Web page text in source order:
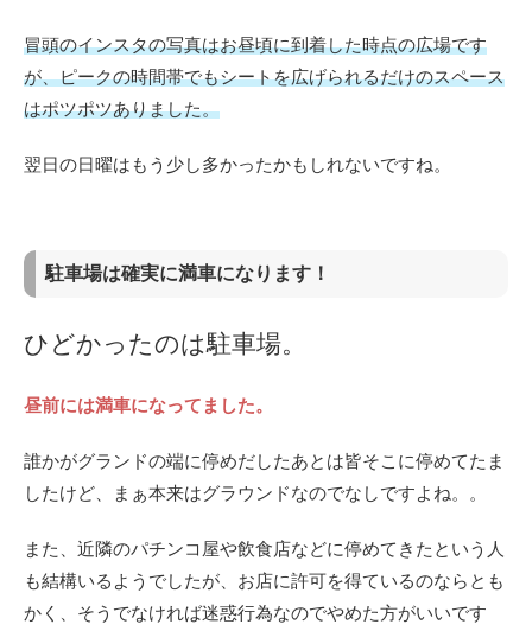
冒頭のインスタの写真はお昼頃に到着した時点の広場です
が、ピークの時間帯でもシートを広げられるだけのスペース
はポツポツありました。
翌日の日曜はもう少し多かったかもしれないですね。
駐車場は確実に満車になります！
ひどかったのは駐車場。
昼前には満車になってました。
誰かがグランドの端に停めだしたあとは皆そこに停めてたま
したけど、まぁ本来はグラウンドなのでなしですよね。。
また、近隣のパチンコ屋や飲食店などに停めてきたという人
も結構いるようでしたが、お店に許可を得ているのならとも
かく、そうでなければ迷惑行為なのでやめた方がいいです